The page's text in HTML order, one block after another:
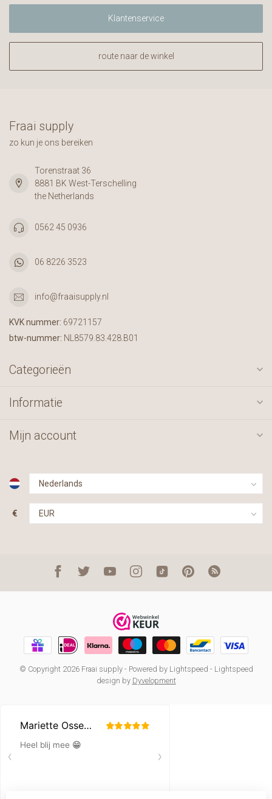
Klantenservice
route naar de winkel
Fraai supply
zo kun je ons bereiken
Torenstraat 36
8881 BK West-Terschelling
the Netherlands
0562 45 0936
06 8226 3523
info@fraaisupply.nl
KVK nummer: 69721157
btw-nummer: NL8579.83.428.B01
Categorieën
Informatie
Mijn account
€
© Copyright 2026 Fraai supply- Powered by Lightspeed - Lightspeed
design by Dyvelopment